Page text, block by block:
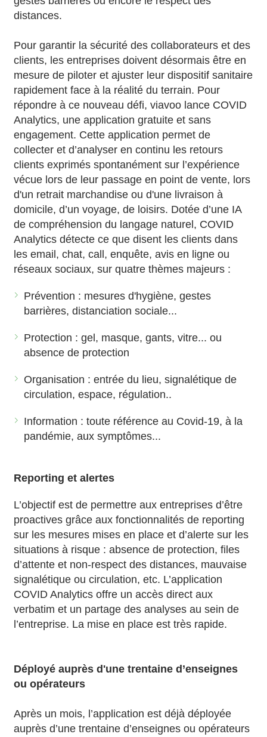
distances.
Pour garantir la sécurité des collaborateurs et des
clients, les entreprises doivent désormais être en
mesure de piloter et ajuster leur dispositif sanitaire
rapidement face à la réalité du terrain. Pour
répondre à ce nouveau défi, viavoo lance COVID
Analytics, une application gratuite et sans
engagement. Cette application permet de
collecter et d’analyser en continu les retours
clients exprimés spontanément sur l’expérience
vécue lors de leur passage en point de vente, lors
d'un retrait marchandise ou d'une livraison à
domicile, d’un voyage, de loisirs. Dotée d’une IA
de compréhension du langage naturel, COVID
Analytics détecte ce que disent les clients dans
les email, chat, call, enquête, avis en ligne ou
réseaux sociaux, sur quatre thèmes majeurs :
Prévention : mesures d'hygiène, gestes
barrières, distanciation sociale...
Protection : gel, masque, gants, vitre... ou
absence de protection
Organisation : entrée du lieu, signalétique de
circulation, espace, régulation..
Information : toute référence au Covid-19, à la
pandémie, aux symptômes...
Reporting et alertes
L’objectif est de permettre aux entreprises d’être
proactives grâce aux fonctionnalités de reporting
sur les mesures mises en place et d’alerte sur les
situations à risque : absence de protection, files
d’attente et non-respect des distances, mauvaise
signalétique ou circulation, etc. L’application
COVID Analytics offre un accès direct aux
verbatim et un partage des analyses au sein de
l’entreprise. La mise en place est très rapide.
Déployé auprès d'une trentaine d’enseignes
ou opérateurs
Après un mois, l’application est déjà déployée
auprès d’une trentaine d’enseignes ou opérateurs